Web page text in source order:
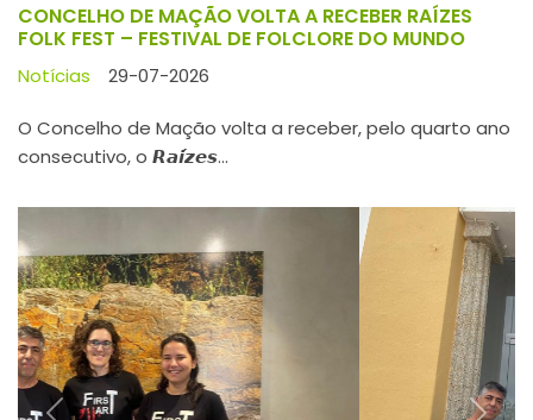
CONCELHO DE MAÇÃO VOLTA A RECEBER RAÍZES
FOLK FEST – FESTIVAL DE FOLCLORE DO MUNDO
Notícias 29-07-2026
O Concelho de Mação volta a receber, pelo quarto ano
consecutivo, o 𝙍𝙖𝙞́𝙯𝙚𝙨...
Previous Next